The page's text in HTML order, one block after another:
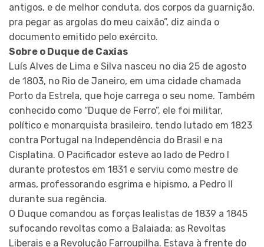
antigos, e de melhor conduta, dos corpos da guarnição,
pra pegar as argolas do meu caixão”, diz ainda o
documento emitido pelo exército.
Sobre o Duque de Caxias
Luís Alves de Lima e Silva nasceu no dia 25 de agosto
de 1803, no Rio de Janeiro, em uma cidade chamada
Porto da Estrela, que hoje carrega o seu nome. Também
conhecido como “Duque de Ferro”, ele foi militar,
político e monarquista brasileiro, tendo lutado em 1823
contra Portugal na Independência do Brasil e na
Cisplatina. O Pacificador esteve ao lado de Pedro I
durante protestos em 1831 e serviu como mestre de
armas, professorando esgrima e hipismo, a Pedro II
durante sua regência.
O Duque comandou as forças lealistas de 1839 a 1845
sufocando revoltas como a Balaiada; as Revoltas
Liberais e a Revolução Farroupilha. Estava à frente do